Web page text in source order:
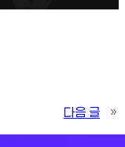
다음 글
»